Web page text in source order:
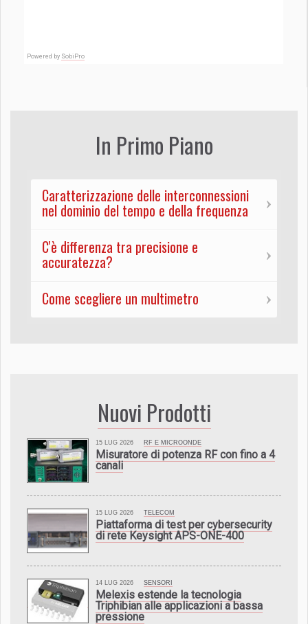
Powered by SobiPro
In Primo Piano
Caratterizzazione delle interconnessioni
nel dominio del tempo e della frequenza
C'è differenza tra precisione e
accuratezza?
Come scegliere un multimetro
Nuovi Prodotti
15 LUG 2026 RF E MICROONDE
Misuratore di potenza RF con fino a 4
canali
15 LUG 2026 TELECOM
Piattaforma di test per cybersecurity
di rete Keysight APS-ONE-400
14 LUG 2026 SENSORI
Melexis estende la tecnologia
Triphibian alle applicazioni a bassa
pressione